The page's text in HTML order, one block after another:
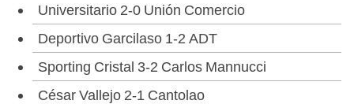
Universitario 2-0 Unión Comercio
Deportivo Garcilaso 1-2 ADT
Sporting Cristal 3-2 Carlos Mannucci
César Vallejo 2-1 Cantolao